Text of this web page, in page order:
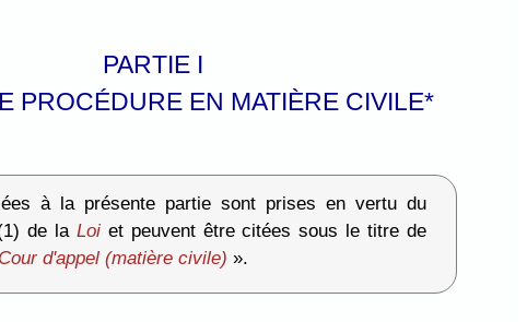
PARTIE I
PROCÉDURE EN MATIÈRE CIVILE*
à la présente partie sont prises en vertu du
de la Loiet peuvent être citées sous le titre de
d'appel (matière civile)».